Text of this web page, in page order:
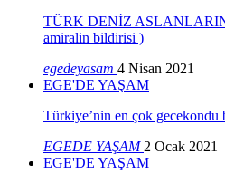
TÜRK DENİZ
amiralin bildirisi )
egedeyasam 4 Nisan 2021
EGE'DE YAŞAM
Türkiye’nin en çok gecekondu
EGEDE YAŞAM 2 Ocak 2021
EGE'DE YAŞAM